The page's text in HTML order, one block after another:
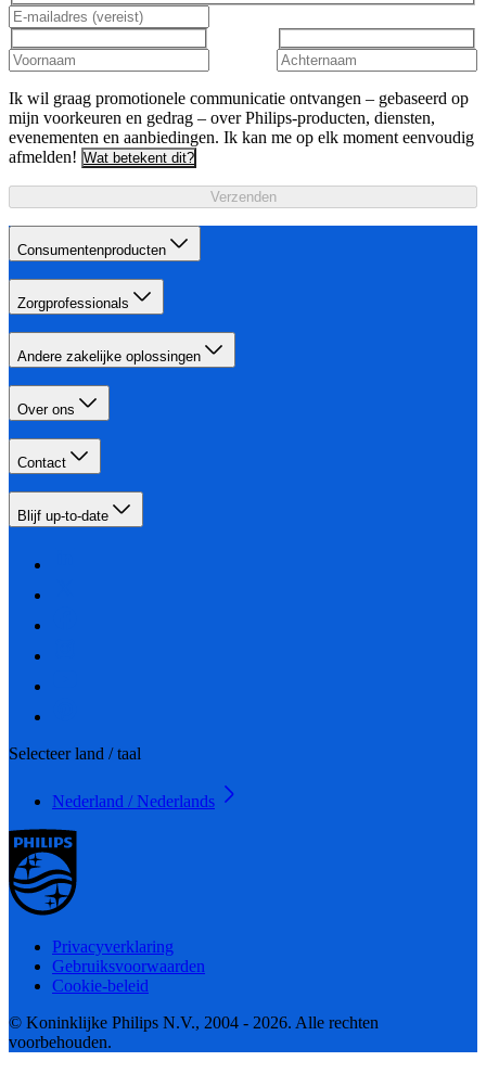
Ik wil graag promotionele communicatie ontvangen – gebaseerd op
mijn voorkeuren en gedrag – over Philips-producten, diensten,
evenementen en aanbiedingen. Ik kan me op elk moment eenvoudig
afmelden! Wat betekent dit?
Verzenden
Consumentenproducten
Zorgprofessionals
Andere zakelijke oplossingen
Over ons
Contact
Blijf up-to-date
Selecteer land / taal
Nederland / Nederlands
Privacyverklaring
Gebruiksvoorwaarden
Cookie-beleid
© Koninklijke Philips N.V., 2004 - 2026. Alle rechten
voorbehouden.